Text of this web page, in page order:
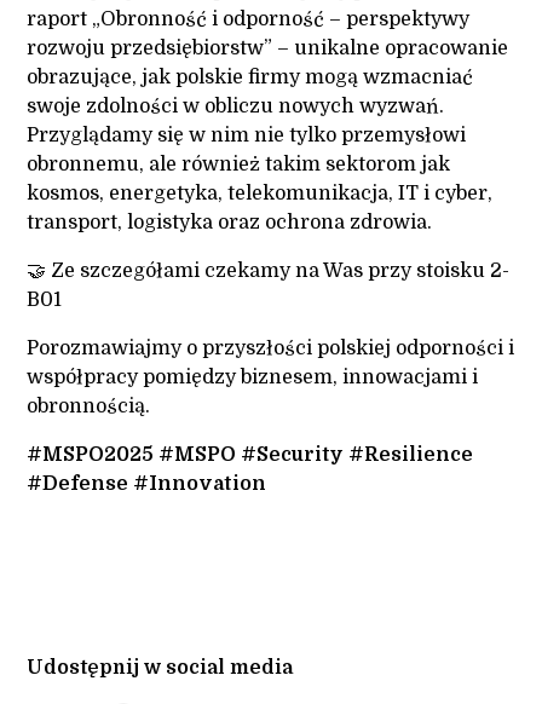
raport „Obronność i odporność – perspektywy
rozwoju przedsiębiorstw” – unikalne opracowanie
obrazujące, jak polskie firmy mogą wzmacniać
swoje zdolności w obliczu nowych wyzwań.
Przyglądamy się w nim nie tylko przemysłowi
obronnemu, ale również takim sektorom jak
kosmos, energetyka, telekomunikacja, IT i cyber,
transport, logistyka oraz ochrona zdrowia.
🤝 Ze szczegółami czekamy na Was przy stoisku 2-
B01
Porozmawiajmy o przyszłości polskiej odporności i
współpracy pomiędzy biznesem, innowacjami i
obronnością.
#MSPO2025 #MSPO #Security #Resilience
#Defense #Innovation
Udostępnij w social media